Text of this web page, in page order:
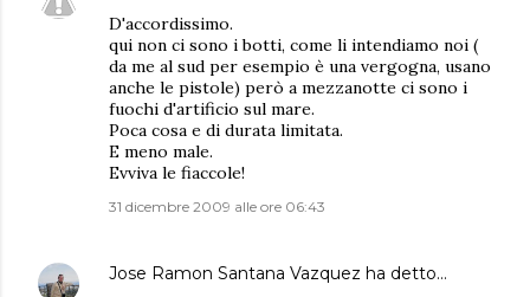
D'accordissimo.
qui non ci sono i botti, come li intendiamo noi (
da me al sud per esempio è una vergogna, usano
anche le pistole) però a mezzanotte ci sono i
fuochi d'artificio sul mare.
Poca cosa e di durata limitata.
E meno male.
Evviva le fiaccole!
31 dicembre 2009 alle ore 06:43
Jose Ramon Santana Vazquez ha detto…